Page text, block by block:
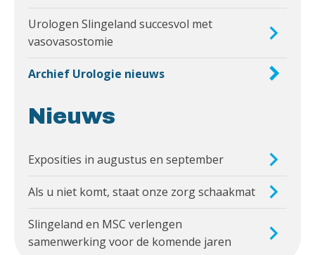
Urologen Slingeland succesvol met
vasovasostomie
Archief Urologie nieuws
Nieuws
Exposities in augustus en september
Als u niet komt, staat onze zorg schaakmat
Slingeland en MSC verlengen
samenwerking voor de komende jaren